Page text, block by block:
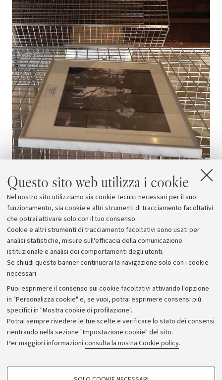
Questo sito web utilizza i cookie
Nel nostro sito utilizziamo sia cookie tecnici necessari per il suo
funzionamento, sia cookie e altri strumenti di tracciamento facoltativi
che potrai attivare solo con il tuo consenso.
Cookie e altri strumenti di tracciamento facoltativi sono usati per
analisi statistiche, misure sull'efficacia della comunicazione
istituzionale e analisi dei comportamenti degli utenti.
Se chiudi questo banner continuerai la navigazione solo con i cookie
necessari.
Puoi esprimere il consenso sui cookie facoltativi attivando l'opzione
in "Personalizza cookie" e, se vuoi, potrai esprimere consensi più
specifici in "Mostra cookie di profilazione".
Potrai sempre rivedere le tue scelte e verificare lo stato dei consensi
rientrando nella sezione "Impostazione cookie" del sito.
Per maggiori informazioni consulta la nostra Cookie policy.
COOKIE DI PROFILAZIONE - FACOLTATIVI
Archivio
Comunicati stampa
Redazione
Rassegna stampa